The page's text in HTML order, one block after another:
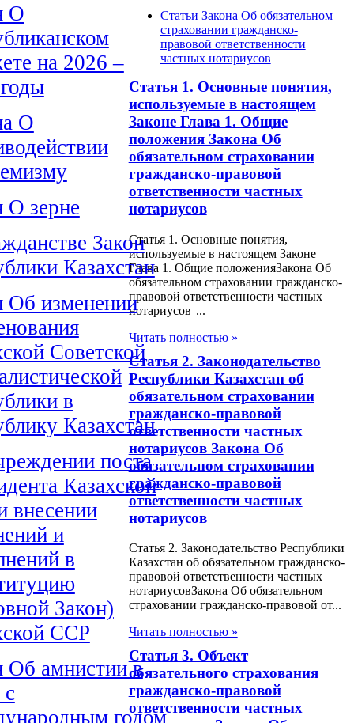
О
на 2026 –
О
О зерне
Закон
Казахстан
Об изменении
Советской
в
Казахстан
поста
Казахской
внесении
и
в
Закон)
ССР
Об амнистии в
с
годом
Статьи Закона Об обязательном
страховании гражданско-
правовой ответственности
частных нотариусов
Статья 1. Основные понятия,
используемые в настоящем
Законе Глава 1. Общие
положения Закона Об
обязательном страховании
гражданско-правовой
ответственности частных
нотариусов
Статья 1. Основные понятия,
используемые в настоящем Законе
Глава 1. Общие положенияЗакона Об
обязательном страховании гражданско-
правовой ответственности частных
нотариусов ...
Читать полностью »
Статья 2. Законодательство
Республики Казахстан об
обязательном страховании
гражданско-правовой
ответственности частных
нотариусов Закона Об
обязательном страховании
гражданско-правовой
ответственности частных
нотариусов
Статья 2. Законодательство Республики
Казахстан об обязательном гражданско-
правовой ответственности частных
нотариусовЗакона Об обязательном
страховании гражданско-правовой от...
Читать полностью »
Статья 3. Объект
обязательного страхования
гражданско-правовой
ответственности частных